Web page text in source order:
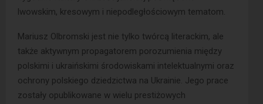
lwowskim, kresowym i niepodległościowym tematom.
Mariusz Olbromski jest nie tylko twórcą literackim, ale
także aktywnym propagatorem porozumienia między
polskimi i ukraińskimi środowiskami intelektualnymi oraz
ochrony polskiego dziedzictwa na Ukrainie. Jego prace
zostały opublikowane w wielu prestiżowych